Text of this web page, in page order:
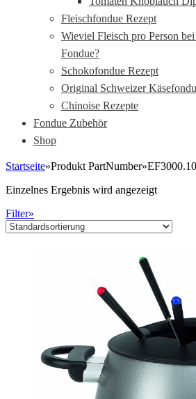
Fleischfondue Rezept
Wieviel Fleisch pro Person
Fondue?
Schokofondue Rezept
Original Schweizer
Chinoise Rezepte
Fondue Zubehör
Shop
Startseite»Produkt PartNumber»EF3000.10
Einzelnes Ergebnis wird angezeigt
Filter»